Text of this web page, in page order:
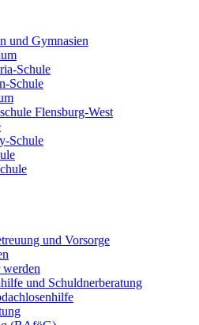
und Gymnasien
Schule
Schule
Flensburg-West
Schule
und Vorsorge
werden
und Schuldnerberatung